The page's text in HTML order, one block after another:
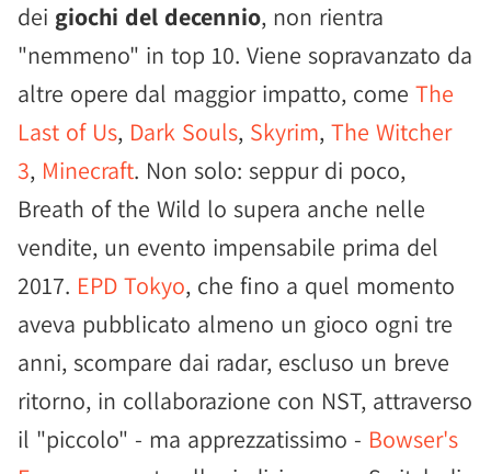
dei giochi del decennio, non rientra
"nemmeno" in top 10. Viene sopravanzato da
altre opere dal maggior impatto, come The
Last of Us, Dark Souls, Skyrim, The Witcher
3, Minecraft. Non solo: seppur di poco,
Breath of the Wild lo supera anche nelle
vendite, un evento impensabile prima del
2017. EPD Tokyo, che fino a quel momento
aveva pubblicato almeno un gioco ogni tre
anni, scompare dai radar, escluso un breve
ritorno, in collaborazione con NST, attraverso
il "piccolo" - ma apprezzatissimo - Bowser's